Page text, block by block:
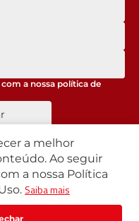
a nossa política de
a melhor
Ao seguir
a nossa Política
Saiba mais